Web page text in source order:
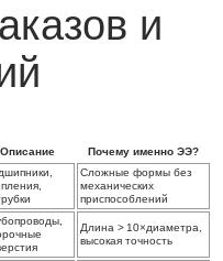
и
Описание Почему именно ЭЭ?
Сложные формы без
механических
приспособлений
Длина > 10×диаметра,
высокая точность